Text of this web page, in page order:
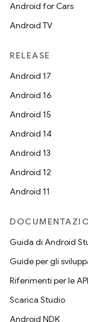
Android for Cars
Android TV
RELEASE
Android 17
Android 16
Android 15
Android 14
Android 13
Android 12
Android 11
Guida di Android
Guide per gli
Riferimenti per le API
Scarica Studio
Android NDK